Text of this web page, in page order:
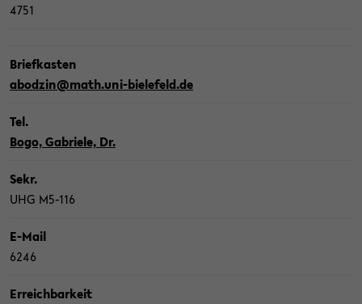
4751
Brief­kas­ten
abod­zin@math.uni-​bielefeld.de
Tel.
Bogo, Ga­brie­le, Dr.
Sekr.
UHG M5-​116
E-​Mail
6246
Er­reich­bar­keit